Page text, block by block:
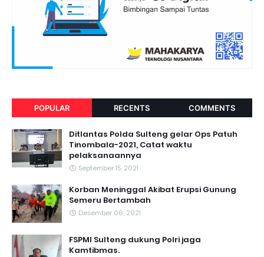
POPULAR RECENTS COMMENTS
Ditlantas Polda Sulteng gelar Ops Patuh
Tinombala-2021, Catat waktu
pelaksanaannya
September 15, 2021
Korban Meninggal Akibat Erupsi Gunung
Semeru Bertambah
Desember 06, 2021
FSPMI Sulteng dukung Polri jaga
Kamtibmas.